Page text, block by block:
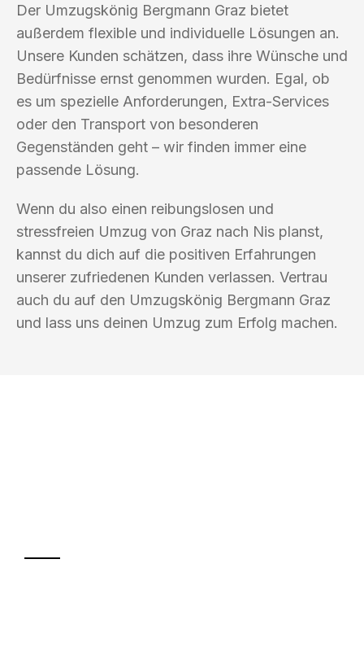
Der Umzugskönig Bergmann Graz bietet
außerdem flexible und individuelle Lösungen an.
Unsere Kunden schätzen, dass ihre Wünsche und
Bedürfnisse ernst genommen wurden. Egal, ob
es um spezielle Anforderungen, Extra-Services
oder den Transport von besonderen
Gegenständen geht – wir finden immer eine
passende Lösung.
Wenn du also einen reibungslosen und
stressfreien Umzug von Graz nach Nis planst,
kannst du dich auf die positiven Erfahrungen
unserer zufriedenen Kunden verlassen. Vertrau
auch du auf den Umzugskönig Bergmann Graz
und lass uns deinen Umzug zum Erfolg machen.